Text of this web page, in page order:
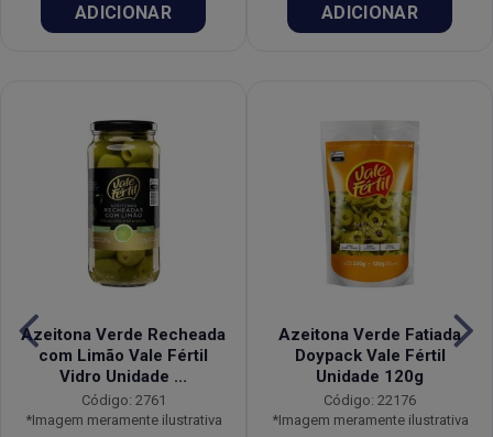
ADICIONAR ADICIONAR
Azeitona Verde Recheada
com Limão Vale Fértil
Vidro Unidade ...
Código: 2761
*Imagem meramente ilustrativa
Azeitona Verde Fatiada
Doypack Vale Fértil
Unidade 120g
Código: 22176
*Imagem meramente ilustrativa